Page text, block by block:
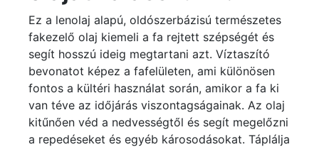
Ez a lenolaj alapú, oldószerbázisú természetes
fakezelő olaj kiemeli a fa rejtett szépségét és
segít hosszú ideig megtartani azt. Víztaszító
bevonatot képez a fafelületen, ami különösen
fontos a kültéri használat során, amikor a fa ki
van téve az időjárás viszontagságainak. Az olaj
kitűnően véd a nedvességtől és segít megelőzni
a repedéseket és egyéb károsodásokat. Táplálja